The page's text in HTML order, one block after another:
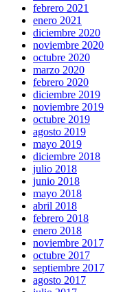
febrero 2021
enero 2021
diciembre 2020
noviembre 2020
octubre 2020
marzo 2020
febrero 2020
diciembre 2019
noviembre 2019
octubre 2019
agosto 2019
mayo 2019
diciembre 2018
julio 2018
junio 2018
mayo 2018
abril 2018
febrero 2018
enero 2018
noviembre 2017
octubre 2017
septiembre 2017
agosto 2017